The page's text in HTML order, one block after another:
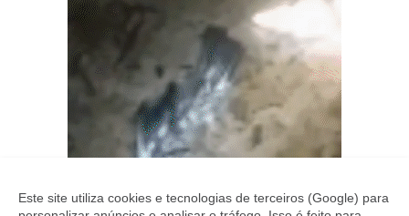
Este site utiliza cookies e tecnologias de terceiros (Google) para